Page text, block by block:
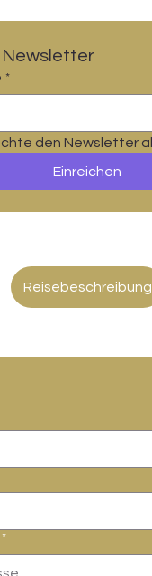
Newsletter
*
den Newsletter
Einreichen
Reisebeschreibung
*